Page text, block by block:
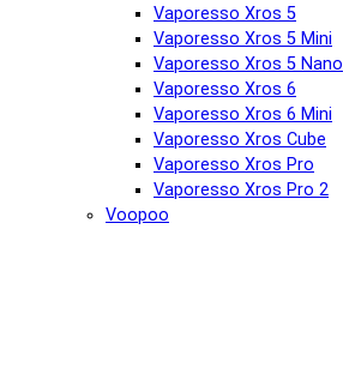
Vaporesso Xros 5
Vaporesso Xros 5 Mini
Vaporesso Xros 5 Nano
Vaporesso Xros 6
Vaporesso Xros 6 Mini
Vaporesso Xros Cube
Vaporesso Xros Pro
Vaporesso Xros Pro 2
Voopoo